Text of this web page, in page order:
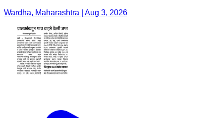
Wardha, Maharashtra | Aug 3, 2026